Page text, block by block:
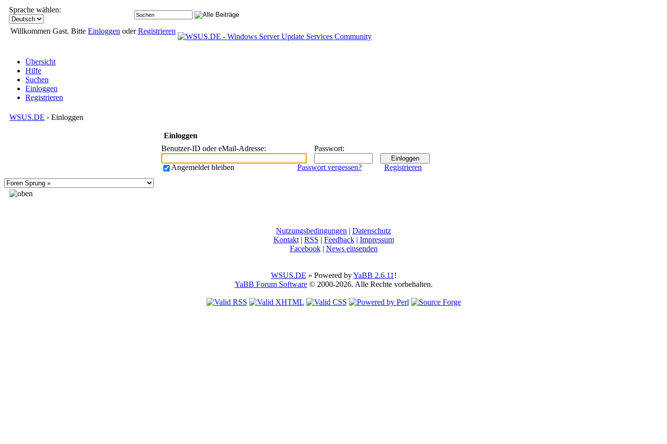
Sprache wählen:
Willkommen Gast. Bitte Einloggen oderRegistrieren
Übersicht
Hilfe
Suchen
Einloggen
Registrieren
WSUS.DE › Einloggen
Einloggen
Benutzer-ID oder eMail-Adresse: Passwort:
Angemeldet bleiben Registrieren
Passwort vergessen?
Nutzungsbedingungen | Datenschutz
Kontakt| RSS | Feedback| Impressum
Facebook| News einsenden
WSUS.DE » Powered byYaBB 2.6.11 !
YaBB Forum Software© 2000-2026. Alle Rechte vorbehalten.